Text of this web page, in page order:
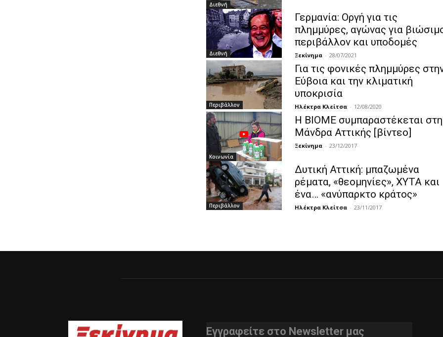
Διεθνή
Διεθνή
Γερμανία: Οργή για τις
πλημμύρες, αγώνας για
περιβάλλον και υποδομές
Ξεκίνημα - 28/07/2021
Περιβάλλον
Για τις φονικές πλημμύρες
Εύβοια και την κλιματική
υποκρισία
Ηλέκτρα Κλείτσα - 12/08/2020
Κοινωνία
Η ΒΙΟΜΕ συμπαραστέκεται στη
Μάνδρα Αττικής [βίντεο]
Ξεκίνημα - 23/12/2017
Περιβάλλον
Δυτική Αττική: μπαζωμένα
ρέματα, «θεομηνίες», XYTA και
ένα… «ανύπαρκτο κράτος»
Ηλέκτρα Κλείτσα - 23/11/2017
Εγγραφείτε στο Newsletter μας